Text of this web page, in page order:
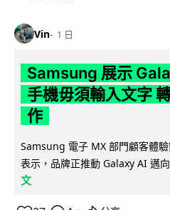
Vin 1 日
Samsung 展示
手機毋須輸入文字
作
Samsung 電子 MX 部門顧客體
表示，品牌正推動 Galaxy AI 邁
文